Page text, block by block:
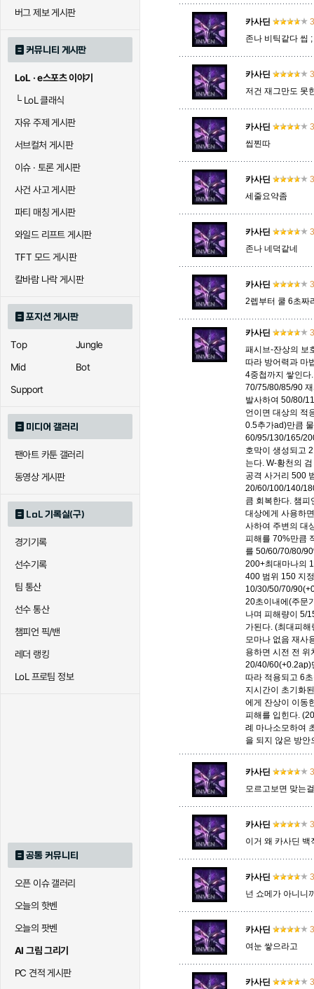
버그 제보 게시판
커뮤니티 게시판
LoL · e스포츠 이야기
└LoL 클래식
자유 주제 게시판
서브컬처 게시판
이슈 · 토론 게시판
사건 사고 게시판
파티 매칭 게시판
와일드 리프트 게시판
TFT 모드 게시판
칼바람 나락 게시판
포지션 게시판
Top
Jungle
Mid
Bot
Support
미디어 갤러리
팬아트 카툰 갤러리
동영상 게시판
LoL 기록실(구)
경기기록
선수기록
팀 통산
선수 통산
챔피언 픽/밴
레더 랭킹
LoL 프로팀 정보
공통 커뮤니티
오픈 이슈 갤러리
오늘의 핫벤
오늘의 팟벤
AI 그림 그리기
PC 견적 게시판
바이 베이가 베인
블라디미르 블리츠크랭크 비에
세라핀 세주아니 세트
시비르 신 짜오 신드
우르곳
자크 자헨
진 질리
카직스 카타리
크산테 클레
트위스
헤카림 흐웨
카사딘
존나 비틱같다 씹 ;
카사딘
저건 재그만도 못
카사딘
씹찐따
카사딘
세줄요약좀
카사딘
존나 네덕같네
카사딘
2렙부터 쿨 6초짜
카사딘
패시브-잔상의 보
따라 방어력과 마
4중첩까지 쌓인다
70/75/80/85/90
발사하여 50/80/
언이면 대상의 적
0.5추가ad)만큼
60/95/130/165/
호막이 생성되고
는다. W-황천의
공격 사거리 500
20/60/100/140/
큼 회복한다. 챔
대상에게 사용하
사하여 주변의 대
피해를 70%만큼
를 50/60/70/80/
200+최대마나의
400 범위 150 지
10/30/50/70/
20초이내에(주문
나며 피해량이 5/
가된다. (최대피
모마나 없음 재사
용하면 시전 전
20/40/60(+0.2ap)
따라 적용되고 6
지시간이 초기화
에게 잔상이 이동
피해를 입힌다.
례 마나소모하여
을 되지 않은 방안
카사딘
모르고보면 맞는
카사딘
이거 왜 카사딘 백
카사딘
넌 쇼메가 아니니
카사딘
여눈 쌓으라고
카사딘